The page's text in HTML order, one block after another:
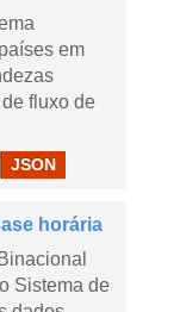
em
fluxo de
JSON
horária
Sistema de